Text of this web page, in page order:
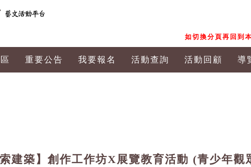
如切換分頁再回到
重要公告 我要報名 活動查詢 活動回顧 導
建築】創作工作坊X展覽教育活動 (青少年觀